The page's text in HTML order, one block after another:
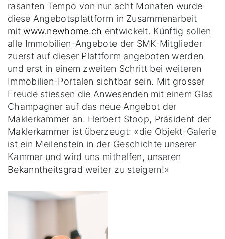
rasanten Tempo von nur acht Monaten wurde
diese Angebotsplattform in Zusammenarbeit
mitwww.newhome.ch entwickelt. Künftig sollen
alle Immobilien-Angebote der SMK-Mitglieder
zuerst auf dieser Plattform angeboten werden
und erst in einem zweiten Schritt bei weiteren
Immobilien-Portalen sichtbar sein. Mit grosser
Freude stiessen die Anwesenden mit einem Glas
Champagner auf das neue Angebot der
Maklerkammer an. Herbert Stoop, Präsident der
Maklerkammer ist überzeugt: «die Objekt-Galerie
ist ein Meilenstein in der Geschichte unserer
Kammer und wird uns mithelfen, unseren
Bekanntheitsgrad weiter zu steigern!»